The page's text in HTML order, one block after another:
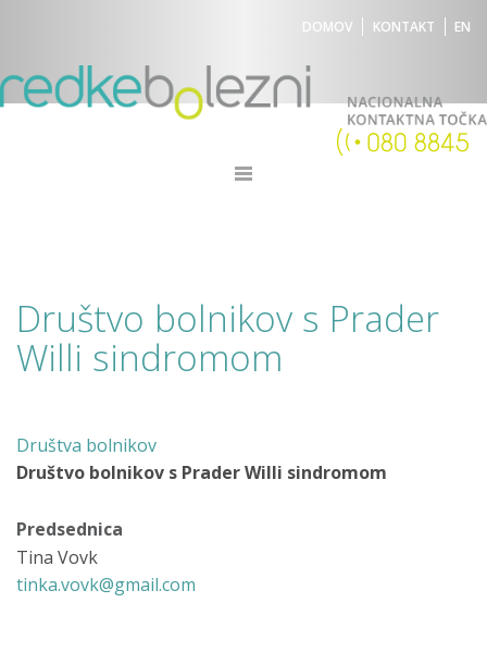
DOMOV KONTAKT EN
Društvo bolnikov s Prader
Willi sindromom
Društva bolnikov
Društvo bolnikov s Prader Willi sindromom
Predsednica
Tina Vovk
tinka.vovk@gmail.com